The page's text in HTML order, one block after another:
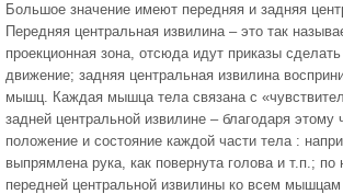
Большое значение имеют передняя и задняя
Передняя центральная извилина – это так
проекционная зона, отсюда идут приказы
движение­; задняя центральная извилина
мышц. Каждая мышца тела связана с
задней центральной извилине – благодаря этому
положение и состояние каждой части тела :
выпрямлена рука, как повернута голова и т.п.;
передней центральной извилины ко всем мышцам